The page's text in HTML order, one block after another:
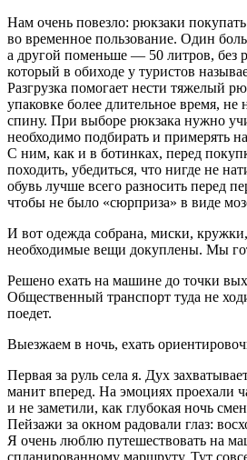
Нам очень повезло: рюкзаки
во временное пользование. Один
а другой поменьше — 50 литров, без
который в обиходе у туристов
Разгрузка помогает нести тяжелый
упаковке более длительное время, не
спину. При выборе рюкзака нужно
необходимо подбирать и примерять
С ним, как и в ботинках, перед
походить, убедиться, что нигде не
обувь лучше всего разносить перед
чтобы не было «сюрприза» в виде
И вот одежда собрана, миски,
необходимые вещи докуплены. Мы
Решено ехать на машине до точки
Общественный транспорт туда не
поедет.
Выезжаем в ночь, ехать
Первая за руль села я. Дух
манит вперед. На эмоциях проехали
и не заметили, как глубокая ночь
Пейзажи за окном радовали глаз:
Я очень люблю путешествовать на
спланированному маршруту. Тут